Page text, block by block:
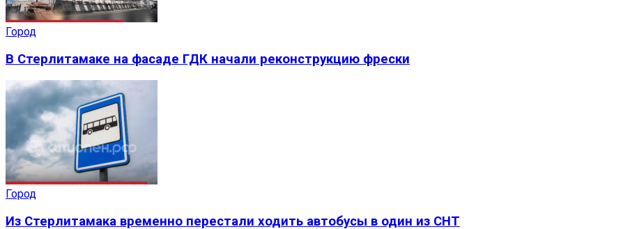
Город
В Стерлитамаке на фасаде ГДК начали реконструкцию фрески
Город
Из Стерлитамака временно перестали ходить автобусы в один из СНТ